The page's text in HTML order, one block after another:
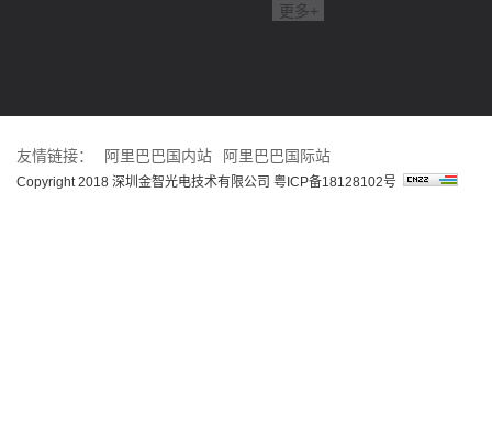
更多+
友情链接： 阿里巴巴国内站 阿里巴巴国际站
Copyright 2018 深圳金智光电技术有限公司 粤ICP备18128102号